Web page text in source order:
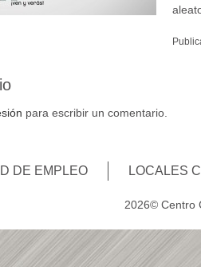
para escribir un comentario.
DE EMPLEO LOCALES
2026© Centro